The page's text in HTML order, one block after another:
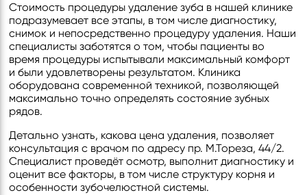
Стоимость процедуры удаление зуба в нашей клинике
подразумевает все этапы, в том числе диагностику,
снимок и непосредственно процедуру удаления. Наши
специалисты заботятся о том, чтобы пациенты во
время процедуры испытывали максимальный комфорт
и были удовлетворены результатом. Клиника
оборудована современной техникой, позволяющей
максимально точно определять состояние зубных
рядов.
Детально узнать, какова цена удаления, позволяет
консультация с врачом по адресу пр. М.Тореза, 44/2.
Специалист проведёт осмотр, выполнит диагностику и
оценит все факторы, в том числе структуру корня и
особенности зубочелюстной системы.